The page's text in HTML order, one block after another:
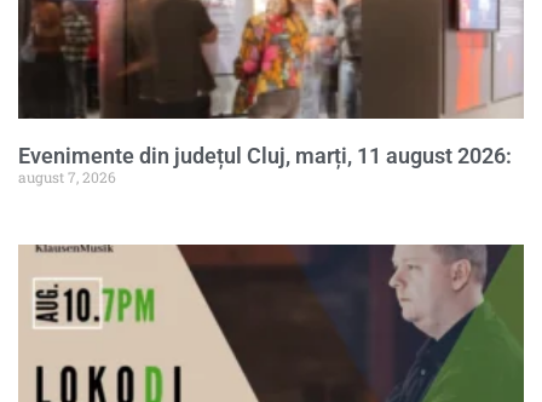
Evenimente din județul Cluj, marți, 11 august 2026:
august 7, 2026